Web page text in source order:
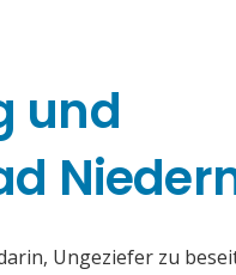
und
Ungeziefer zu